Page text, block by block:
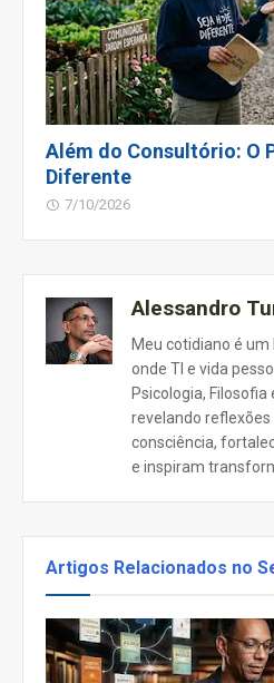
Além do Consultório: O
Diferente
7/10/2026
Alessandro
Meu cotidiano é
onde TI e vida
Psicologia, Filosofia
revelando
consciência,
e inspiram
Artigos Relacionados no